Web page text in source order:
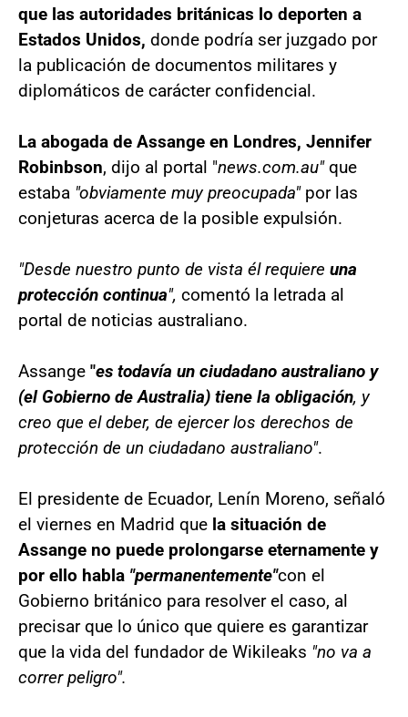
que las autoridades británicas lo deporten a
Estados Unidos, donde podría ser juzgado por
la publicación de documentos militares y
diplomáticos de carácter confidencial.
La abogada de Assange en Londres, Jennifer
Robinbson, dijo al portal "news.com.au"que
estaba "obviamente muy preocupada"por las
conjeturas acerca de la posible expulsión.
"Desde nuestro punto de vista él requiere una
protección continua", comentó la letrada al
portal de noticias australiano.
Assange "es todavía un ciudadano australiano y
(el Gobierno de Australia) tiene la obligación, y
creo que el deber, de ejercer los derechos de
protección de un ciudadano australiano".
El presidente de Ecuador, Lenín Moreno, señaló
el viernes en Madrid que la situación de
Assange no puede prolongarse eternamente y
por ello habla "permanentemente"con el
Gobierno británico para resolver el caso, al
precisar que lo único que quiere es garantizar
que la vida del fundador de Wikileaks "no va a
correr peligro".